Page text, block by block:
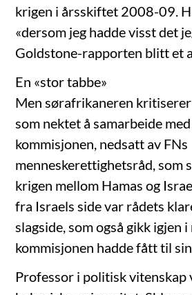
krigen i årsskiftet 2008-09.
«dersom jeg hadde visst det
Goldstone-rapporten blitt et
En «stor tabbe»
Men sørafrikaneren
som nektet å samarbeide
kommisjonen, nedsatt av FNs
menneskerettighetsråd, som
krigen mellom Hamas og
fra Israels side var rådets
slagside, som også gikk igjen
kommisjonen hadde fått til
Professor i politisk vitenskap